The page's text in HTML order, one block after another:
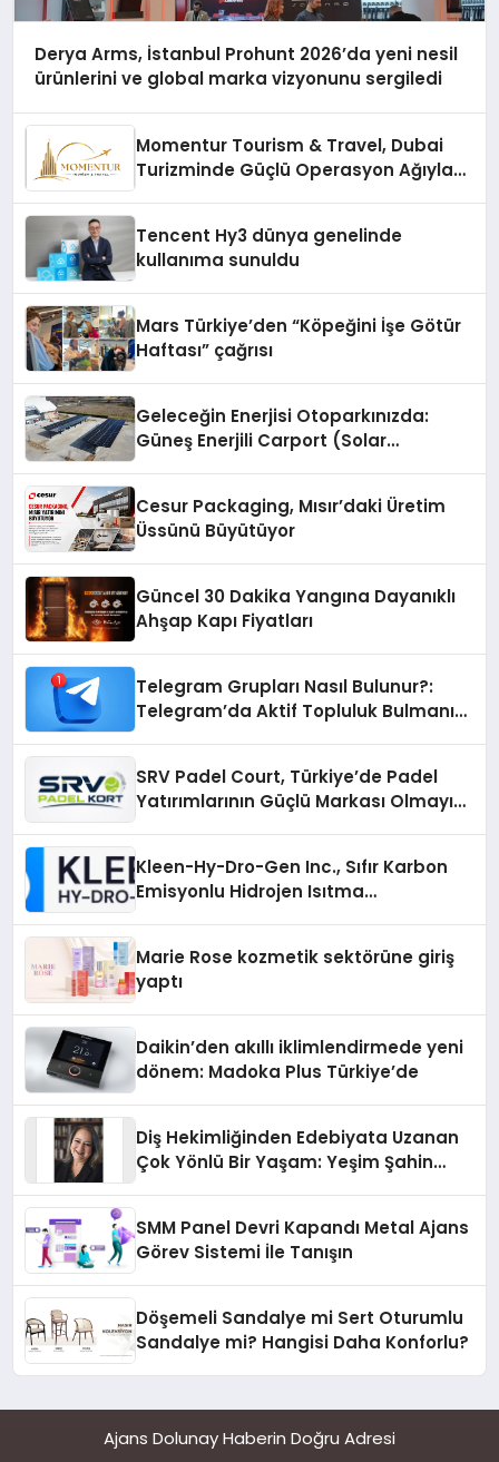
Derya Arms, İstanbul Prohunt 2026’da yeni nesil
ürünlerini ve global marka vizyonunu sergiledi
Momentur Tourism & Travel, Dubai
Turizminde Güçlü Operasyon Ağıyla
Tencent Hy3 dünya genelinde
kullanıma sunuldu
Mars Türkiye’den “Köpeğini İşe Götür
Haftası” çağrısı
Geleceğin Enerjisi Otoparkınızda:
Güneş Enerjili Carport (Solar
Cesur Packaging, Mısır’daki Üretim
Üssünü Büyütüyor
Güncel 30 Dakika Yangına Dayanıklı
Ahşap Kapı Fiyatları
Telegram Grupları Nasıl Bulunur?:
Telegram’da Aktif Topluluk Bulmanın
SRV Padel Court, Türkiye’de Padel
Yatırımlarının Güçlü Markası Olmayı
Kleen-Hy-Dro-Gen Inc., Sıfır Karbon
Emisyonlu Hidrojen Isıtma
Marie Rose kozmetik sektörüne giriş
yaptı
Daikin’den akıllı iklimlendirmede yeni
dönem: Madoka Plus Türkiye’de
Diş Hekimliğinden Edebiyata Uzanan
Çok Yönlü Bir Yaşam: Yeşim Şahin
SMM Panel Devri Kapandı Metal Ajans
Görev Sistemi İle Tanışın
Döşemeli Sandalye mi Sert Oturumlu
Sandalye mi? Hangisi Daha Konforlu?
Ajans Dolunay Haberin Doğru Adresi